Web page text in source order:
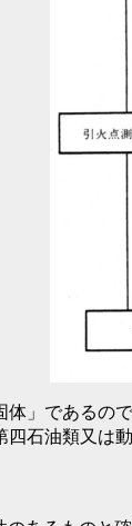
」であるので
石油類又は